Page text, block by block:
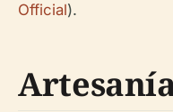
Official).